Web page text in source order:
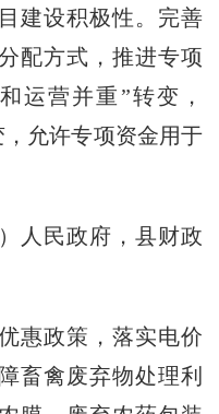
建设积极性。完善
配方式，推进专项
运营并重”转变，
，允许专项资金用于
民政府，县财政
政策，落实电价
畜禽废弃物处理利